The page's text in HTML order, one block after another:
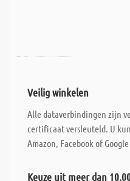
Veilig winkelen
Alle dataverbindingen zijn
certificaat versleuteld. U
Amazon, Facebook of
Keuze uit meer dan